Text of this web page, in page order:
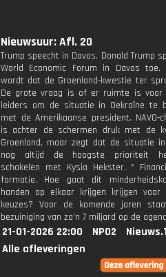
Nieuwsuur: Afl. 20
Trump speecht in Davos. Donald Trump
World Economic Forum in Davos toe.
wordt dat de Groenland-kwestie ter
De grote vraag is of er ruimte is voor
leiders om de situatie in Oekraïne te
met de Amerikaanse president. NAVO-
is achter de schermen druk met de
Groenland, maar zegt dat de situatie in
nog altijd de hoogste prioriteit
schakelen met Kysia Hekster. *
formatie. Hoe gaat dit
handen op elkaar krijgen krijgen voor
keuzes? Voor de komende jaren
bezuiniging van zo'n 7 miljard op de
21-01-2026 22:00 NPO2
Alle afleveringen